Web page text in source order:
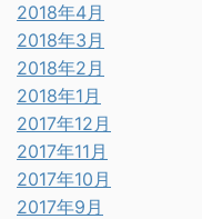
2018年4月
2018年3月
2018年2月
2018年1月
2017年12月
2017年11月
2017年10月
2017年9月